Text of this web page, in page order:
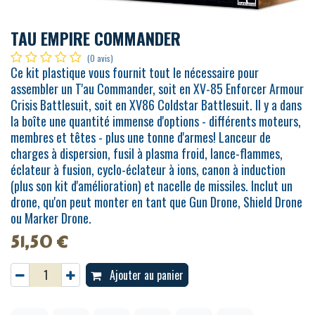
TAU EMPIRE COMMANDER
(0 avis)
Ce kit plastique vous fournit tout le nécessaire pour
assembler un T'au Commander, soit en XV-85 Enforcer Armour
Crisis Battlesuit, soit en XV86 Coldstar Battlesuit. Il y a dans
la boîte une quantité immense d'options - différents moteurs,
membres et têtes - plus une tonne d'armes! Lanceur de
charges à dispersion, fusil à plasma froid, lance-flammes,
éclateur à fusion, cyclo-éclateur à ions, canon à induction
(plus son kit d'amélioration) et nacelle de missiles. Inclut un
drone, qu'on peut monter en tant que Gun Drone, Shield Drone
ou Marker Drone.
51,50€
Ajouter au panier